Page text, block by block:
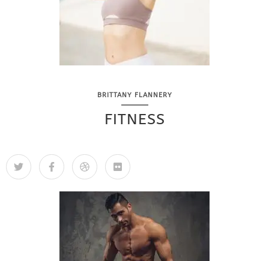
BRITTANY FLANNERY
FITNESS